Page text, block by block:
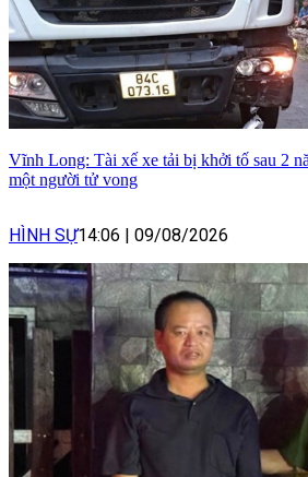
Vĩnh Long: Tài xế xe tải bị khởi tố sau 2
một người tử vong
HÌNH SỰ14:06 09/08/2026